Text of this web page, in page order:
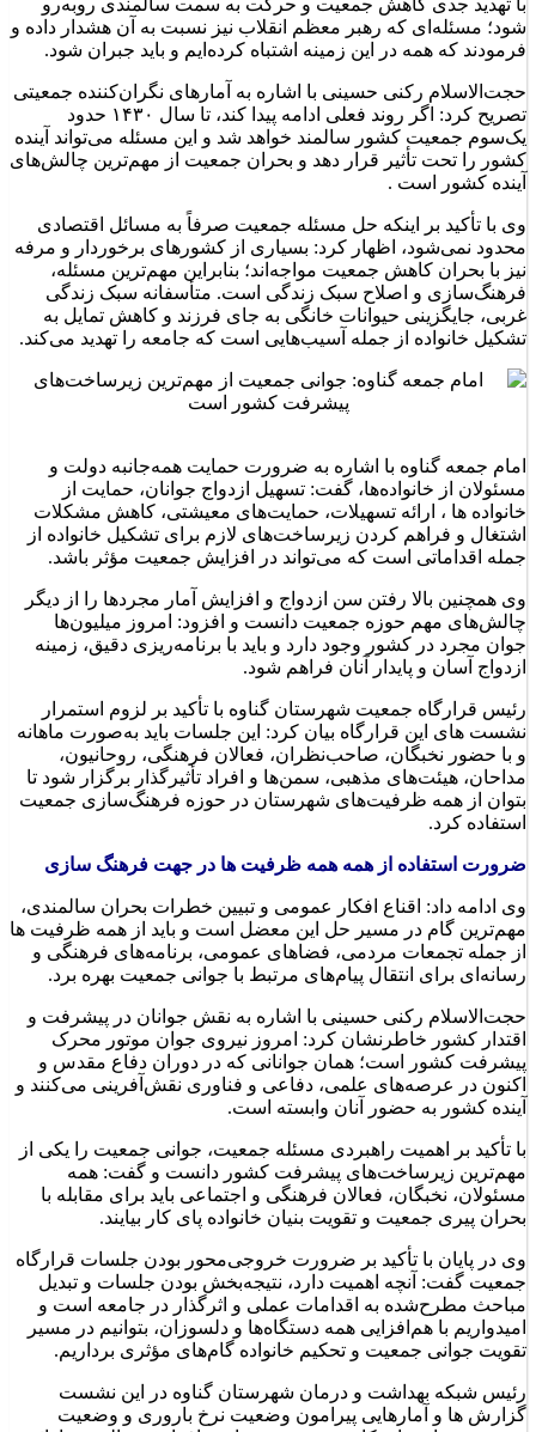
شود؛ مسئله‌ای که رهبر معظم انقلاب نیز نسبت به آن هشدار داده و
فرمودند که همه در این زمینه اشتباه کرده‌ایم و باید جبران شود.
حجت‌الاسلام رکنی حسینی با اشاره به آمارهای نگران‌کننده جمعیتی
تصریح کرد: اگر روند فعلی ادامه پیدا کند، تا سال ۱۴۳۰ حدود
یک‌سوم جمعیت کشور سالمند خواهد شد و این مسئله می‌تواند آینده
کشور را تحت تأثیر قرار دهد و بحران جمعیت از مهم‌ترین چالش‌های
آینده کشور است .
وی با تأکید بر اینکه حل مسئله جمعیت صرفاً به مسائل اقتصادی
محدود نمی‌شود، اظهار کرد: بسیاری از کشورهای برخوردار و مرفه
نیز با بحران کاهش جمعیت مواجه‌اند؛ بنابراین مهم‌ترین مسئله،
فرهنگ‌سازی و اصلاح سبک زندگی است. متأسفانه سبک زندگی
غربی، جایگزینی حیوانات خانگی به جای فرزند و کاهش تمایل به
تشکیل خانواده از جمله آسیب‌هایی است که جامعه را تهدید می‌کند.
امام جمعه گناوه با اشاره به ضرورت حمایت همه‌جانبه دولت و
مسئولان از خانواده‌ها، گفت: تسهیل ازدواج جوانان، حمایت از
خانواده ها ، ارائه تسهیلات، حمایت‌های معیشتی، کاهش مشکلات
اشتغال و فراهم کردن زیرساخت‌های لازم برای تشکیل خانواده از
جمله اقداماتی است که می‌تواند در افزایش جمعیت مؤثر باشد.
وی همچنین بالا رفتن سن ازدواج و افزایش آمار مجردها را از دیگر
چالش‌های مهم حوزه جمعیت دانست و افزود: امروز میلیون‌ها
جوان مجرد در کشور وجود دارد و باید با برنامه‌ریزی دقیق، زمینه
ازدواج آسان و پایدار آنان فراهم شود.
رئیس قرارگاه جمعیت شهرستان گناوه با تأکید بر لزوم استمرار
نشست های این قرارگاه بیان کرد: این جلسات باید به‌صورت ماهانه
و با حضور نخبگان، صاحب‌نظران، فعالان فرهنگی، روحانیون،
مداحان، هیئت‌های مذهبی، سمن‌ها و افراد تأثیرگذار برگزار شود تا
بتوان از همه ظرفیت‌های شهرستان در حوزه فرهنگ‌سازی جمعیت
استفاده کرد.
ضرورت استفاده از همه همه ظرفیت ها در جهت فرهنگ سازی
وی ادامه داد: اقناع افکار عمومی و تبیین خطرات بحران سالمندی،
مهم‌ترین گام در مسیر حل این معضل است و باید از همه ظرفیت ها
از جمله تجمعات مردمی، فضاهای عمومی، برنامه‌های فرهنگی و
رسانه‌ای برای انتقال پیام‌های مرتبط با جوانی جمعیت بهره برد.
حجت‌الاسلام رکنی حسینی با اشاره به نقش جوانان در پیشرفت و
اقتدار کشور خاطرنشان کرد: امروز نیروی جوان موتور محرک
پیشرفت کشور است؛ همان جوانانی که در دوران دفاع مقدس و
اکنون در عرصه‌های علمی، دفاعی و فناوری نقش‌آفرینی می‌کنند و
آینده کشور به حضور آنان وابسته است.
با تأکید بر اهمیت راهبردی مسئله جمعیت، جوانی جمعیت را یکی از
مهم‌ترین زیرساخت‌های پیشرفت کشور دانست و گفت: همه
مسئولان، نخبگان، فعالان فرهنگی و اجتماعی باید برای مقابله با
بحران پیری جمعیت و تقویت بنیان خانواده پای کار بیایند.
وی در پایان با تأکید بر ضرورت خروجی‌محور بودن جلسات قرارگاه
جمعیت گفت: آنچه اهمیت دارد، نتیجه‌بخش بودن جلسات و تبدیل
مباحث مطرح‌شده به اقدامات عملی و اثرگذار در جامعه است و
امیدواریم با هم‌افزایی همه دستگاه‌ها و دلسوزان، بتوانیم در مسیر
تقویت جوانی جمعیت و تحکیم خانواده گام‌های مؤثری برداریم.
رئیس شبکه بهداشت و درمان شهرستان گناوه در این نشست
گزارش ها و آمارهایی پیرامون وضعیت نرخ باروری و وضعیت